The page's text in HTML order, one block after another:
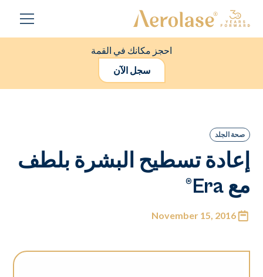
احجز مكانك في القمة
سجل الآن
صحة الجلد
إعادة تسطيح البشرة بلطف
مع Era®
November 15, 2016